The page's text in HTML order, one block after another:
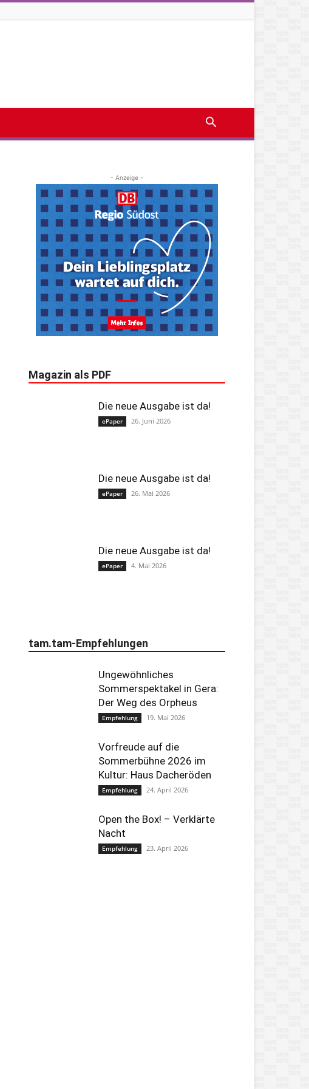
- Anzeige -
Magazin als PDF
Die neue Ausgabe ist da!
ePaper 26. Juni 2026
Die neue Ausgabe ist da!
ePaper 26. Mai 2026
Die neue Ausgabe ist da!
ePaper 4. Mai 2026
tam.tam-Empfehlungen
Ungewöhnliches
Sommerspektakel in Gera:
Der Weg des Orpheus
Empfehlung 19. Mai 2026
Vorfreude auf die
Sommerbühne 2026 im
Kultur: Haus Dacheröden
Empfehlung 24. April 2026
Open the Box! – Verklärte
Nacht
Empfehlung 23. April 2026